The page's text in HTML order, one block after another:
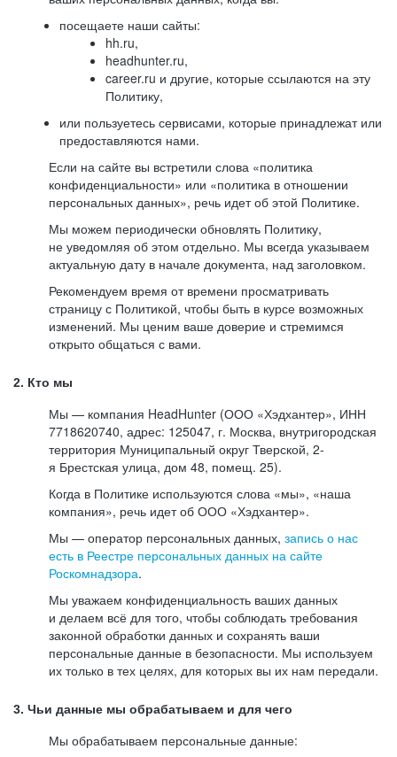
посещаете наши сайты:
hh.ru,
headhunter.ru,
career.ru и другие, которые ссылаются на эту
Политику,
или пользуетесь сервисами, которые принадлежат или
предоставляются нами.
Если на сайте вы встретили слова «политика
конфиденциальности» или «политика в отношении
персональных данных», речь идет об этой Политике.
Мы можем периодически обновлять Политику,
не уведомляя об этом отдельно. Мы всегда указываем
актуальную дату в начале документа, над заголовком.
Рекомендуем время от времени просматривать
страницу с Политикой, чтобы быть в курсе возможных
изменений. Мы ценим ваше доверие и стремимся
открыто общаться с вами.
2. Кто мы
Мы — компания HeadHunter (ООО «Хэдхантер», ИНН
7718620740, адрес: 125047, г. Москва, внутригородская
территория Муниципальный округ Тверской, 2-
я Брестская улица, дом 48, помещ. 25).
Когда в Политике используются слова «мы», «наша
компания», речь идет об ООО «Хэдхантер».
Мы — оператор персональных данных, запись о нас
есть в Реестре персональных данных на сайте
Роскомнадзора.
Мы уважаем конфиденциальность ваших данных
и делаем всё для того, чтобы соблюдать требования
законной обработки данных и сохранять ваши
персональные данные в безопасности. Мы используем
их только в тех целях, для которых вы их нам передали.
3. Чьи данные мы обрабатываем и для чего
Мы обрабатываем персональные данные: